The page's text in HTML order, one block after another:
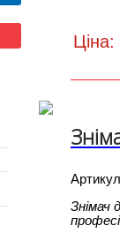
Ціна:
Знімач